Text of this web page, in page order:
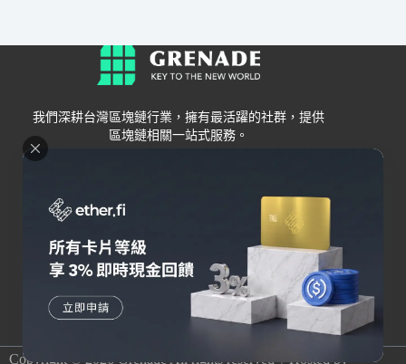
我們深耕台灣區塊鏈行業，擁有最活躍的社群，提供
區塊鏈相關一站式服務。
Grenade
關於我們
聯絡我們
錢包
交易所
Bybit
OKX
HOYA BIT
其他
Copyright © 2026 Grenade All rights reserved｜Hosted by